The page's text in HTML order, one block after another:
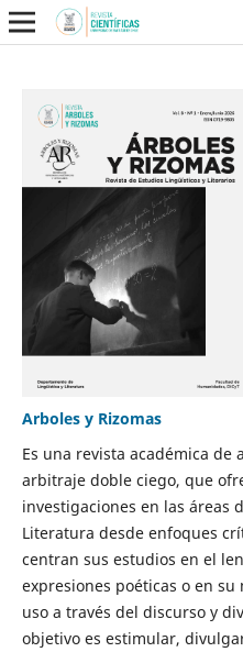
Arboles y Rizomas
Es una revista académica de
arbitraje doble ciego, que
investigaciones en las áreas
Literatura desde enfoques
centran sus estudios en el
expresiones poéticas o en
uso a través del discurso y
objetivo es estimular,